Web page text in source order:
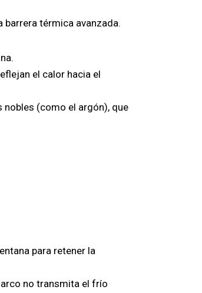
barrera térmica avanzada.
el calor hacia el
(como el argón), que
para retener la
no transmita el frío